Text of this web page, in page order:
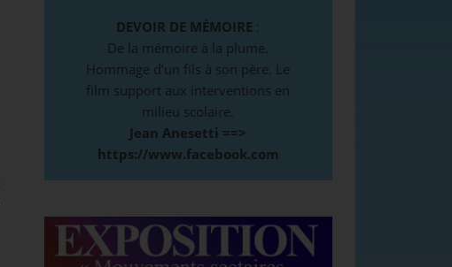
DEVOIR DE MÉMOIRE :
De la mémoire à la plume.
Hommage d’un fils à son père. Le
film support aux interventions en
milieu scolaire.
Jean Anesetti ==>
https://www.facebook.com